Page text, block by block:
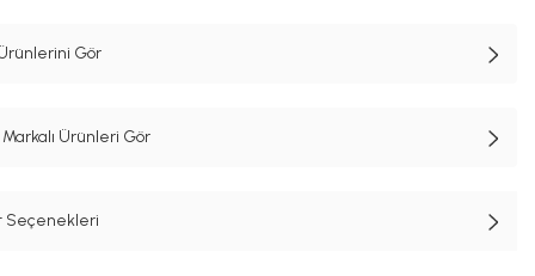
Gör
Ürünleri Gör
Seçenekleri